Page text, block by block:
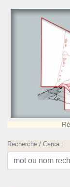
Recherche / Cerca :